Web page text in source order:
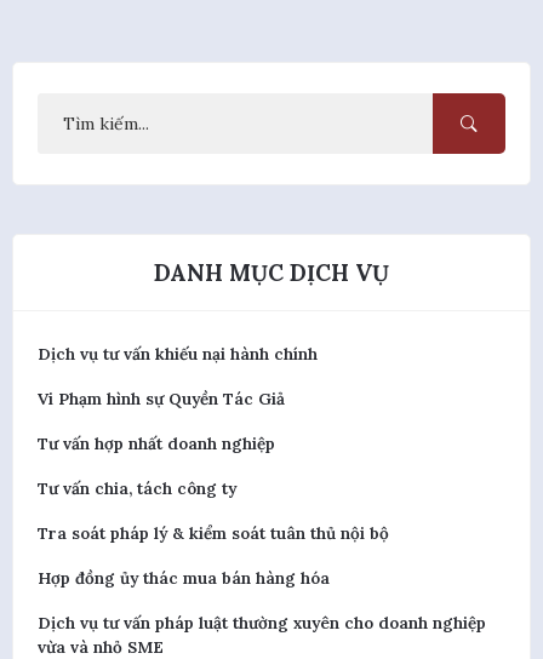
Nam
DANH MỤC DỊCH VỤ
Dịch vụ tư vấn khiếu nại hành chính
Vi Phạm hình sự Quyền Tác Giả
Tư vấn hợp nhất doanh nghiệp
Tư vấn chia, tách công ty
Tra soát pháp lý & kiểm soát tuân thủ nội bộ
Hợp đồng ủy thác mua bán hàng hóa
Dịch vụ tư vấn pháp luật thường xuyên cho doanh nghiệp
vừa và nhỏ SME